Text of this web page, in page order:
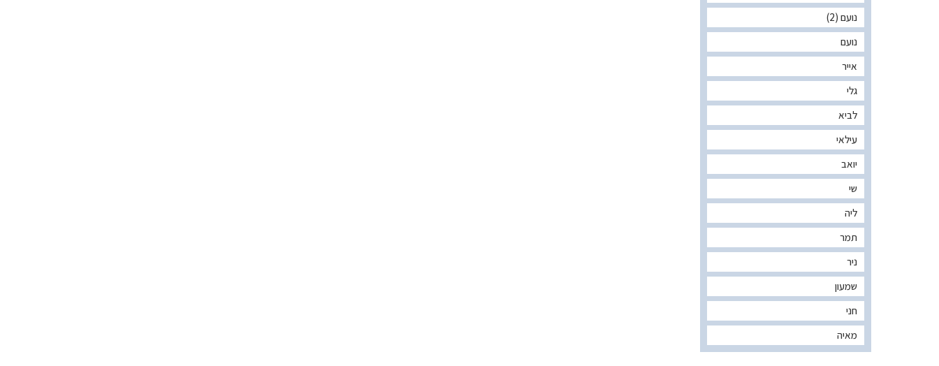
נועם (2)
נועם
אייר
גלי
לביא
עילאי
יואב
שי
ליה
תמר
ניר
שמעון
חני
מאיה